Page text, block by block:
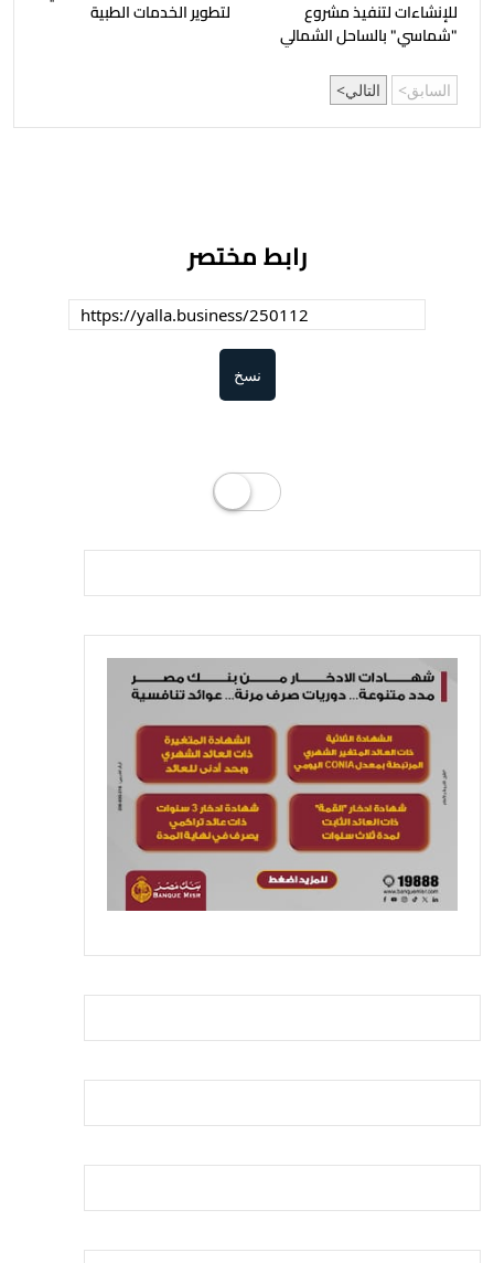
للإنشاءات لتنفيذ مشروع
"شماسي" بالساحل الشمالي
لتطوير الخدمات الطبية
السابق التالي
رابط مختصر
نسخ